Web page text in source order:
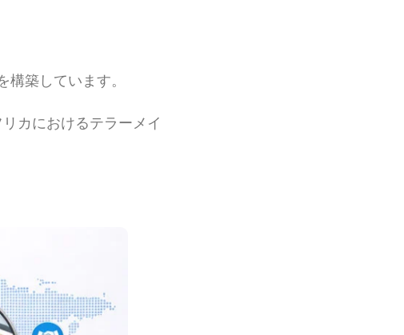
築しています。
カにおけるテラーメイ